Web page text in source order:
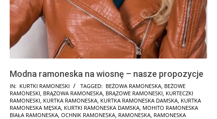
Modna ramoneska na wiosnę – nasze propozycje
2025-
01-
30
IN: KURTKI RAMONESKI TAGGED: BEŻOWA RAMONESKA BEŻOWE
RAMONESKI BRĄZOWA RAMONESKA BRĄZOWE RAMONESKI KURTECZKI
RAMONESKI KURTKA RAMONESKA KURTKA RAMONESKA DAMSKA KURTKA
RAMONESKA MĘSKA KURTKI RAMONESKA DAMSKA MOHITO RAMONESKA
BIAŁA RAMONESKA OCHNIK RAMONESKA RAMONESKA RAMONESKA